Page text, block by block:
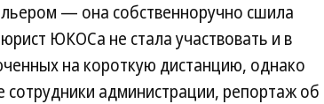
— она собственноручно сшила
ЮКОСа не стала участвовать и в
на короткую дистанцию, однако
сотрудники администрации, репортаж об